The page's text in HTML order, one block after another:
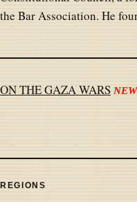
the Bar Association. He
ON THE GAZA WARS NEW
REGIONS